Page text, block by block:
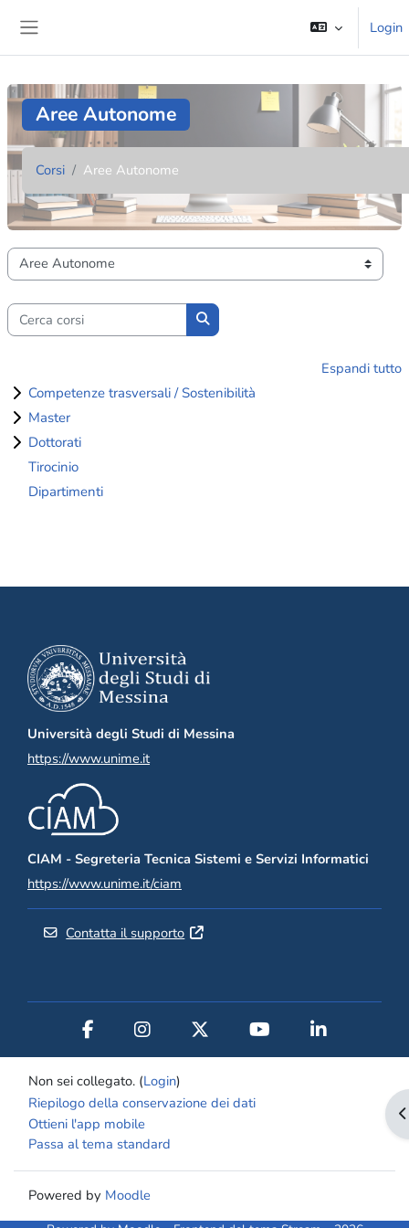
Login
Aree Autonome
Corsi Aree Autonome
Categorie di corso
Cerca corsi
Cerca corsi
Espandi tutto
Competenze trasversali / Sostenibilità
Master
Dottorati
Tirocinio
Dipartimenti
Università degli Studi di Messina
https://www.unime.it
CIAM - Segreteria Tecnica Sistemi e Servizi Informatici
https://www.unime.it/ciam
Contatta il supporto
Non sei collegato. (Login)
Riepilogo della conservazione dei dati
Ottieni l'app mobile
Passa al tema standard
Powered by Moodle